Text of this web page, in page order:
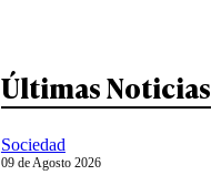
Últimas Noticias
Sociedad
09 de Agosto 2026